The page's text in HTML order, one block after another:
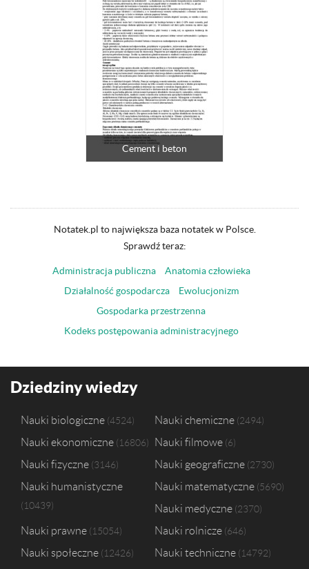
Cement i beton
Notatek.pl to największa baza notatek w Polsce.
Sprawdź teraz:
Administracja publiczna
Anatomia człowieka
Działalność gospodarcza
Ewolucjonizm
Gospodarka przestrzenna
Kodeks postępowania administracyjnego
Dziedziny wiedzy
Nauki biologiczne 4524 Nauki chemiczne 2494
Nauki ekonomiczne 16806 Nauki filmowe 6
Nauki fizyczne 3146 Nauki geograficzne 2730
Nauki humanistyczne
10439
Nauki matematyczne 5690
Nauki medyczne 2370
Nauki prawne 15054 Nauki rolnicze 646
Nauki społeczne 12426 Nauki techniczne 14792